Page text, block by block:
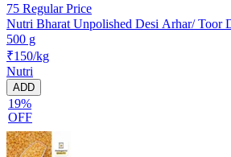
75 Regular Price
Nutri Bharat Unpolished Desi Arhar/ Toor
500 g
₹150/kg
Nutri
ADD
19%
OFF